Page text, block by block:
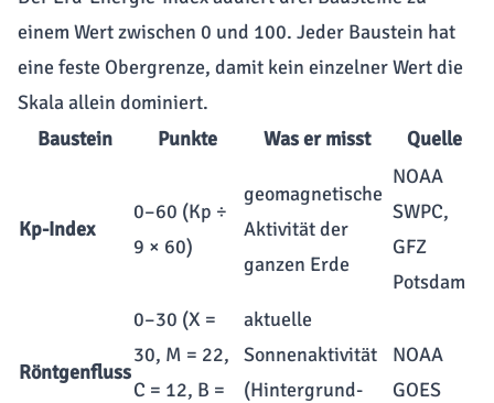
einem Wert zwischen 0 und 100. Jeder Baustein hat
eine feste Obergrenze, damit kein einzelner Wert die
Skala allein dominiert.
Baustein
Punkte Was er misst Quelle
Kp-Index
0–60 (Kp ÷
9 × 60)
geomagnetische
Aktivität der
ganzen Erde
NOAA
SWPC,
GFZ
Potsdam
Röntgenfluss
0–30 (X =
30, M = 22,
C = 12, B =
aktuelle
Sonnenaktivität
(Hintergrund-
NOAA
GOES